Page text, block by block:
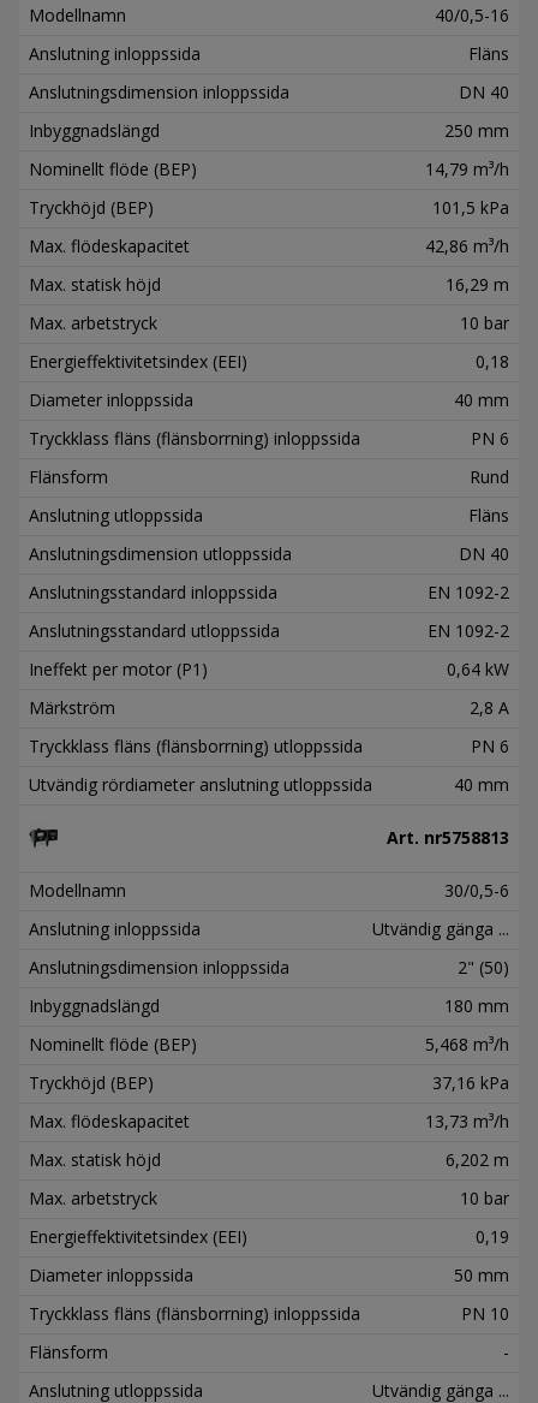
Modellnamn
40/0,5-16
Anslutning inloppssida
Fläns
Anslutningsdimension inloppssida
DN 40
Inbyggnadslängd
250 mm
Nominellt flöde (BEP)
14,79 m³/h
Tryckhöjd (BEP)
101,5 kPa
Max. flödeskapacitet
42,86 m³/h
Max. statisk höjd
16,29 m
Max. arbetstryck
10 bar
Energieffektivitetsindex (EEI)
0,18
Diameter inloppssida
40 mm
Tryckklass fläns (flänsborrning) inloppssida
PN 6
Flänsform
Rund
Anslutning utloppssida
Fläns
Anslutningsdimension utloppssida
DN 40
Anslutningsstandard inloppssida
EN 1092-2
Anslutningsstandard utloppssida
EN 1092-2
Ineffekt per motor (P1)
0,64 kW
Märkström
2,8 A
Tryckklass fläns (flänsborrning) utloppssida
PN 6
Utvändig rördiameter anslutning utloppssida
40 mm
Art. nr5758813
Modellnamn
30/0,5-6
Anslutning inloppssida
Utvändig gänga ...
Anslutningsdimension inloppssida
2" (50)
Inbyggnadslängd
180 mm
Nominellt flöde (BEP)
5,468 m³/h
Tryckhöjd (BEP)
37,16 kPa
Max. flödeskapacitet
13,73 m³/h
Max. statisk höjd
6,202 m
Max. arbetstryck
10 bar
Energieffektivitetsindex (EEI)
0,19
Diameter inloppssida
50 mm
Tryckklass fläns (flänsborrning) inloppssida
PN 10
Flänsform
-
Anslutning utloppssida
Utvändig gänga ...